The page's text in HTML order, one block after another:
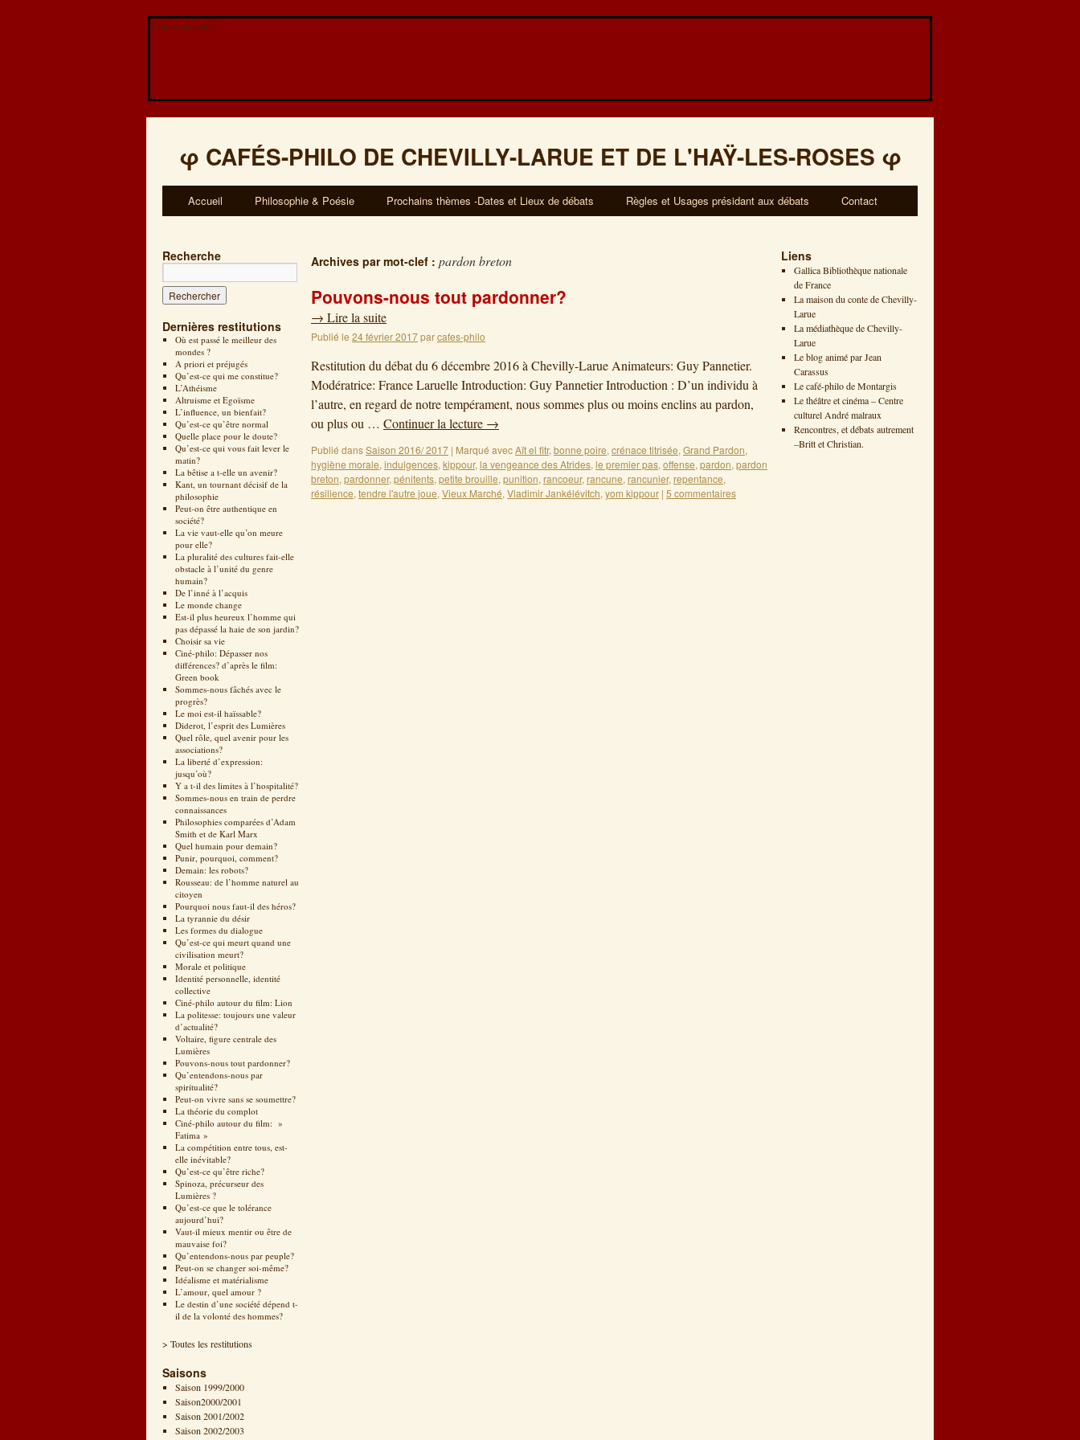
Veuillez patienter...
φ CAFÉS-PHILO DE CHEVILLY-LARUE ET DE L'HAŸ-LES-ROSES φ
Accueil Philosophie & Poésie Prochains thèmes -Dates et Lieux de débats Règles et Usages présidant aux débats Contact
Recherche
Dernières restitutions
Où est passé le meilleur des
mondes ?
A priori et préjugés
Qu’est-ce qui me constitue?
L’Athéisme
Altruisme et Egoïsme
L’influence, un bienfait?
Qu’est-ce qu’être normal
Quelle place pour le doute?
Qu’est-ce qui vous fait lever le
matin?
La bêtise a t-elle un avenir?
Kant, un tournant décisif de la
philosophie
Peut-on être authentique en
société?
La vie vaut-elle qu’on meure
pour elle?
La pluralité des cultures fait-elle
obstacle à l’unité du genre
humain?
De l’inné à l’acquis
Le monde change
Est-il plus heureux l’homme qui
pas dépassé la haie de son jardin?
Choisir sa vie
Ciné-philo: Dépasser nos
différences? d’après le film:
Green book
Sommes-nous fâchés avec le
progrès?
Le moi est-il haïssable?
Diderot, l’esprit des Lumières
Quel rôle, quel avenir pour les
associations?
La liberté d’expression:
jusqu’où?
Y a t-il des limites à l’hospitalité?
Sommes-nous en train de perdre
connaissances
Philosophies comparées d’Adam
Smith et de Karl Marx
Quel humain pour demain?
Punir, pourquoi, comment?
Demain: les robots?
Rousseau: de l’homme naturel au
citoyen
Pourquoi nous faut-il des héros?
La tyrannie du désir
Les formes du dialogue
Qu’est-ce qui meurt quand une
civilisation meurt?
Morale et politique
Identité personnelle, identité
collective
Ciné-philo autour du film: Lion
La politesse: toujours une valeur
d’actualité?
Voltaire, figure centrale des
Lumières
Pouvons-nous tout pardonner?
Qu’entendons-nous par
spiritualité?
Peut-on vivre sans se soumettre?
La théorie du complot
Ciné-philo autour du film: »
Fatima »
La compétition entre tous, est-
elle inévitable?
Qu’est-ce qu’être riche?
Spinoza, précurseur des
Lumières ?
Qu’est-ce que le tolérance
aujourd’hui?
Vaut-il mieux mentir ou être de
mauvaise foi?
Qu’entendons-nous par peuple?
Peut-on se changer soi-même?
Idéalisme et matérialisme
L’amour, quel amour ?
Le destin d’une société dépend t-
il de la volonté des hommes?
> Toutes les restitutions
Saisons
Saison 1999/2000
Saison2000/2001
Saison 2001/2002
Saison 2002/2003
Archives par mot-clef : pardon breton
Pouvons-nous tout pardonner?
→ Lire la suite
Publié le 24 février 2017parcafes-philo
Restitution du débat du 6 décembre 2016 à Chevilly-Larue Animateurs: Guy Pannetier.
Modératrice: France Laruelle Introduction: Guy Pannetier Introduction : D’un individu à
l’autre, en regard de notre tempérament, nous sommes plus ou moins enclins au pardon,
ou plus ou … Continuer la lecture →
Publié dansSaison 2016/ 2017 | Marqué avecAït el fitr, bonne poire, crénace titrisée, Grand Pardon,
hygiène morale, indulgences, kippour, la vengeance des Atrides, le premier pas, offense, pardon, pardon
breton, pardonner, pénitents, petite brouille, punition, rancoeur, rancune, rancunier, repentance,
résilience, tendre l'autre joue, Vieux Marché, Vladimir Jankélévitch, yom kippour | 5 commentaires
Liens
Gallica Bibliothèque nationale
de France
La maison du conte de Chevilly-
Larue
La médiathèque de Chevilly-
Larue
Le blog animé par Jean
Carassus
Le café-philo de Montargis
Le théâtre et cinéma – Centre
culturel André malraux
Rencontres, et débats autrement
–Britt et Christian.